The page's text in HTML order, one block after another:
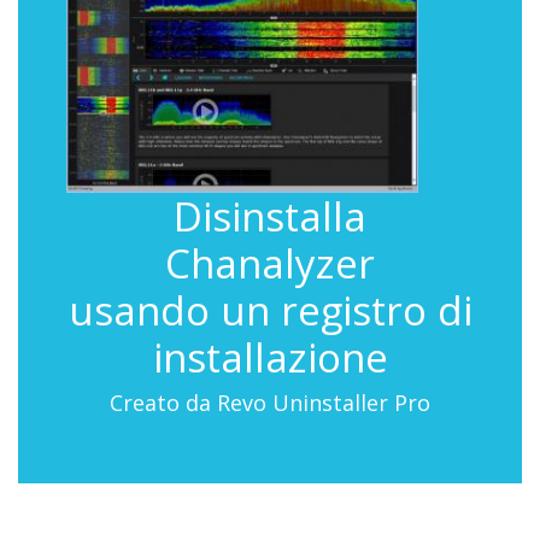
Disinstalla
Chanalyzer
usando un registro di
installazione
Creato da Revo Uninstaller Pro